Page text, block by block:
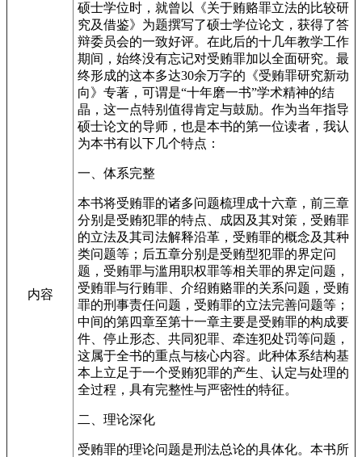
内容
硕士学位时，就曾以《关于贿赂罪立法的比较研
究及借鉴》为题撰写了硕士学位论文，获得了答
辩委员会的一致好评。在此后的十几年教学工作
期间，始终没有忘记对受贿罪加以全面研究。最
终形成的这本多达30余万字的《受贿罪研究新动
向》专著，可谓是“十年磨一书”学术精神的结
晶，这一点特别值得肯定与鼓励。作为当年指导
硕士论文的导师，也是本书的第一位读者，我认
为本书有以下几个特点：
一、体系完整
本书将受贿罪的诸多问题梳理成十六章，前三章
分别是受贿犯罪的特点、成因及其对策，受贿罪
的立法及其司法解释沿革，受贿罪的概念及其种
类问题等；后五章分别是受贿型犯罪的界定问
题，受贿罪与滥用职权罪等相关罪的界定问题，
受贿罪与行贿罪、介绍贿赂罪的关系问题，受贿
罪的刑事责任问题，受贿罪的立法完善问题等；
中间的第四章至第十一章主要是受贿罪的构成要
件、停止形态、共同犯罪、牵连犯处罚等问题，
这属于全书的重点与核心内容。此种体系结构基
本上立足于一个受贿犯罪的产生、认定与处理的
全过程，具有完整性与严密性的特征。
二、理论深化
受贿罪的理论问题是刑法总论的具体化。本书所